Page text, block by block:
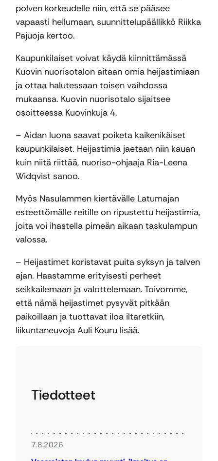
polven korkeudelle niin, että se pääsee
vapaasti heilumaan, suunnittelupäällikkö Riikka
Pajuoja kertoo.
Kaupunkilaiset voivat käydä kiinnittämässä
Kuovin nuorisotalon aitaan omia heijastimiaan
ja ottaa halutessaan toisen vaihdossa
mukaansa. Kuovin nuorisotalo sijaitsee
osoitteessa Kuovinkuja 4.
– Aidan luona saavat poiketa kaikenikäiset
kaupunkilaiset. Heijastimia jaetaan niin kauan
kuin niitä riittää, nuoriso-ohjaaja Ria-Leena
Widqvist sanoo.
Myös Nasulammen kiertävälle Latumajan
esteettömälle reitille on ripustettu heijastimia,
joita voi ihastella pimeän aikaan taskulampun
valossa.
– Heijastimet koristavat puita syksyn ja talven
ajan. Haastamme erityisesti perheet
seikkailemaan ja valottelemaan. Toivomme,
että nämä heijastimet pysyvät pitkään
paikoillaan ja tuottavat iloa iltaretkiin,
liikuntaneuvoja Auli Kouru lisää.
Tiedotteet
7.8.2026